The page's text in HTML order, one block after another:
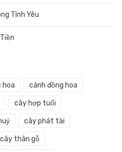
Tình Yêu
hoa cánh đồng hoa
cây hợp tuổi
cây phát tài
cây thân gỗ